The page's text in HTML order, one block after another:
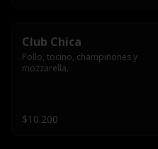
Club Chica
Pollo, tocino, champiñones y
mozzarella.
$10.200